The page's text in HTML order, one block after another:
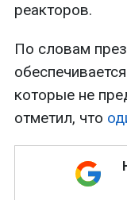
реакторов.
По словам
которые не
отметил, что